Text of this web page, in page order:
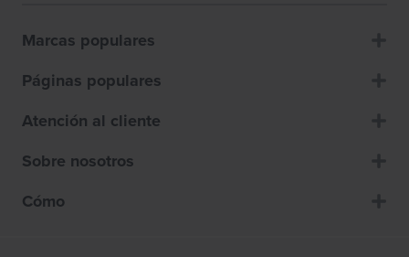
Marcas populares
Páginas populares
Atención al cliente
Sobre nosotros
Cómo